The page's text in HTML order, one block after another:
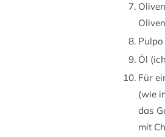
Öl
Für
(wie
das
mit